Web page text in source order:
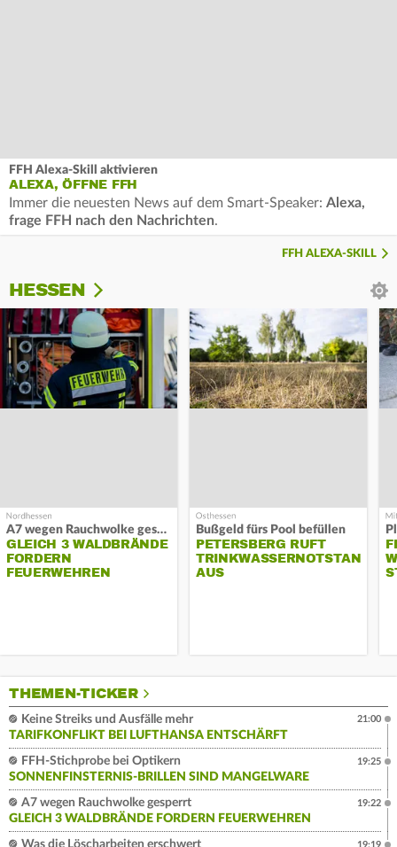
FFH Alexa-Skill aktivieren
ALEXA, ÖFFNE FFH
Immer die neuesten News auf dem Smart-Speaker: Alexa,
frage FFH nach den Nachrichten.
FFH ALEXA-SKILL
HESSEN
A7 wegen Rauchwolke gesperrt
GLEICH 3 WALDBRÄNDE
FORDERN
FEUERWEHREN
Bußgeld fürs Pool befüllen
PETERSBERG RUFT
TRINKWASSERNOTSTAND
AUS
THEMEN-TICKER
Keine Streiks und Ausfälle mehr
TARIFKONFLIKT BEI LUFTHANSA ENTSCHÄRFT
21:00
FFH-Stichprobe bei Optikern
SONNENFINSTERNIS-BRILLEN SIND MANGELWARE
19:25
A7 wegen Rauchwolke gesperrt
GLEICH 3 WALDBRÄNDE FORDERN FEUERWEHREN
19:22